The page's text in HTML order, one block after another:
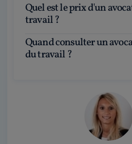
Quel est le prix d'un avocat en droit du
travail ?
Quand consulter un avocat en droit
du travail ?